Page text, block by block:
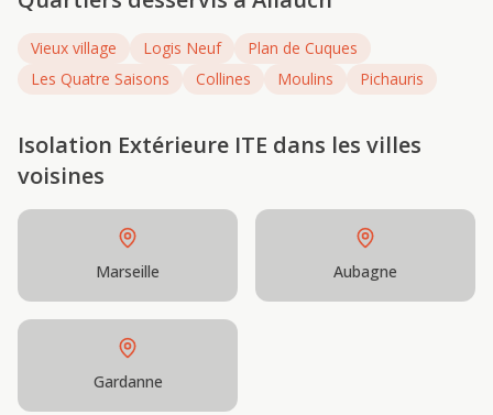
Vieux village Logis Neuf
Plan de Cuques
Les Quatre Saisons
Collines Moulins Pichauris
Isolation Extérieure ITE dans les villes
voisines
Marseille Aubagne
Gardanne